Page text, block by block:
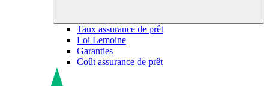
Taux assurance de prêt
Loi Lemoine
Garanties
Coût assurance de prêt